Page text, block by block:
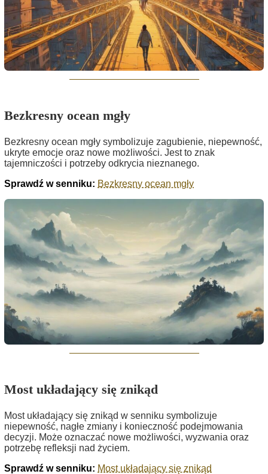
Bezkresny ocean mgły
Bezkresny ocean mgły symbolizuje zagubienie, niepewność,
ukryte emocje oraz nowe możliwości. Jest to znak
tajemniczości i potrzeby odkrycia nieznanego.
Sprawdź w senniku: Bezkresny ocean mgły
Most układający się znikąd
Most układający się znikąd w senniku symbolizuje
niepewność, nagłe zmiany i konieczność podejmowania
decyzji. Może oznaczać nowe możliwości, wyzwania oraz
potrzebę refleksji nad życiem.
Sprawdź w senniku: Most układający się znikąd